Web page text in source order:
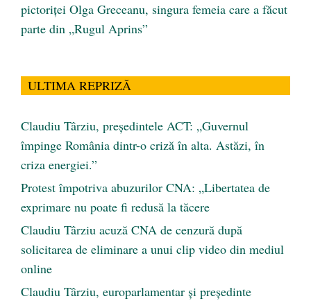
pictoriței Olga Greceanu, singura femeia care a făcut
parte din „Rugul Aprins”
ULTIMA REPRIZĂ
Claudiu Târziu, președintele ACT: „Guvernul
împinge România dintr-o criză în alta. Astăzi, în
criza energiei.”
Protest împotriva abuzurilor CNA: „Libertatea de
exprimare nu poate fi redusă la tăcere
Claudiu Târziu acuză CNA de cenzură după
solicitarea de eliminare a unui clip video din mediul
online
Claudiu Târziu, europarlamentar și președinte